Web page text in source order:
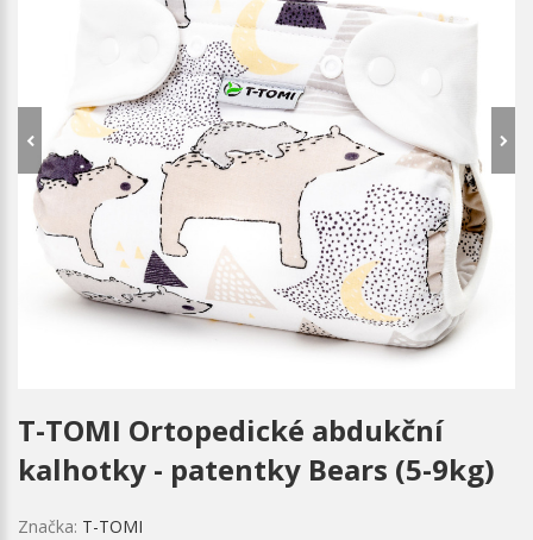
T-TOMI Ortopedické abdukční
kalhotky - patentky Bears (5-9kg)
Značka: T-TOMI